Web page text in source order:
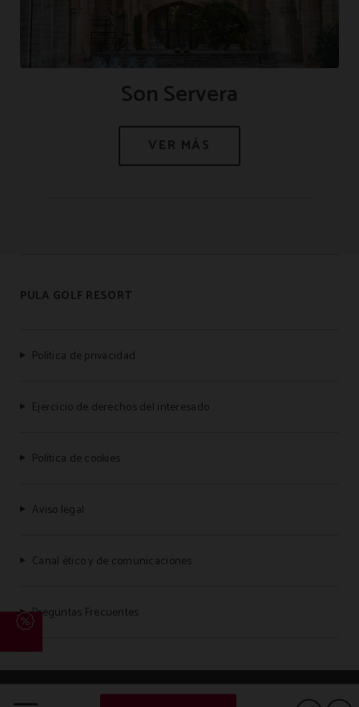
Son Servera
PULA GOLF RESORT
Política de privacidad
Ejercicio de derechos del interesado
Política de cookies
Aviso legal
Canal ético y de comunicaciones
Preguntas Frecuentes
Powered by Keytel